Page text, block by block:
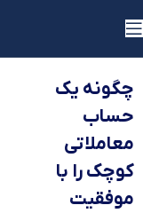
یوتوفارکس
چگونه یک
حساب
معاملاتی
کوچک را با
موفقیت